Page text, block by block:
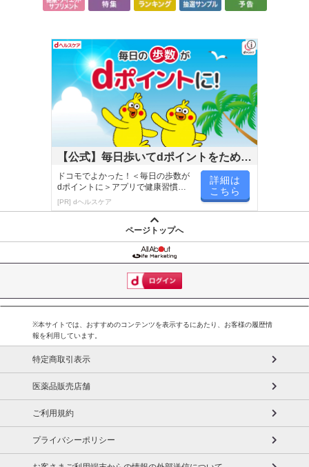
優れた吸放湿性で、いつも快適な寝心地。
ポリエステル100％の生地と比べて吸放湿性がある、呼吸する肌掛
けふとんです。
表地には、高密度生地を使用しています。
肌側（裏地）には、吸湿性に優れ、風合いの良いレーヨン混生地を
まるでシルクのようななめらかタッチの長繊維にレーヨンを絡ませ
た特殊中わたを使用。
絶妙な「なめらか＆さらさら感」がお肌に気持ちいい布団に仕上が
りました。まさに至福の肌触り！
中身の特殊長繊維と高密度に織り上げた側地の効果で、ホコリが発
生しにくく、お部屋も清潔に。
ご自宅の洗濯機（ネット使用）で洗えるので、いつでも清潔にお使
帝人は除湿シートの開発を得意としており、その過程で『湿気を低
く抑えることで、睡眠環境が快適になる』というノウハウがある。
昔から、真綿布団、羽毛の肌掛け布団などがあり、いい面もある
が、お手入れしにくい、値段が高い、夏場は羽毛が臭うなど、お悩
みの声があった。そのいい面を継承しつつ、悪い面を改善したもの
がこの肌掛け布団です。
お布団内の汗（湿気）を吸収して快適、お手入れが簡単、埃も少な
い、肌触りも抜群、帝人がこの時期に一番オススメする寝具です。
【公式】毎日歩いてdポイントをためよ
う！
ドコモでよかった！＜毎日の歩数が
dポイントに＞アプリで健康習慣が
楽しく続く！
[PR] dヘルスケア
詳細は
こちら
ページトップへ
※本サイトでは、おすすめのコンテンツを表示するにあたり、お客様の履歴情
報を利用しています。
特定商取引表示
医薬品販売店舗
ご利用規約
プライバシーポリシー